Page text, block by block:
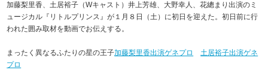
加藤梨里香、土居裕子（Wキャスト）井上芳雄、大野幸人、花總まり出演のミ
ュージカル『リトルプリンス』が１月８日（土）に初日を迎えた。初日前に行
われた囲み取材を動画でお伝えする。
まったく異なるふたりの星の王子加藤梨里香出演ゲネプロ
土居裕子出演ゲネ
プロ